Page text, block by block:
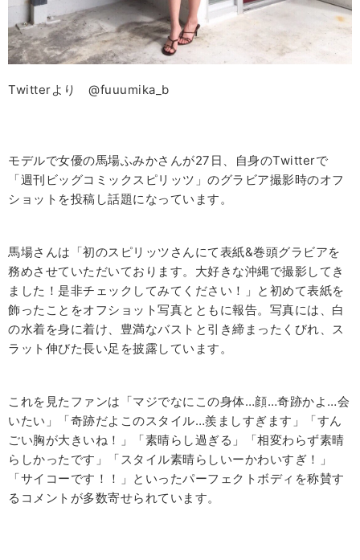
Twitterより @fuuumika_b
モデルで女優の馬場ふみかさんが27 日、自身のTwitterで
「週刊ビッグコミックスピリッツ」のグラビア撮影時のオフ
ショットを投稿し話題になっています。
馬場さんは「初のスピリッツさんにて表紙&巻頭グラビアを
務めさせていただいております。大好きな沖縄で撮影してき
ました！是非チェックしてみてください！」と初めて表紙を
飾ったことをオフショット写真とともに報告。写真には、白
の水着を身に着け、豊満なバストと引き締まったくびれ、ス
ラット伸びた長い足を披露しています。
これを見たファンは「マジでなにこの身体…顔…奇跡かよ…会
いたい」「奇跡だよこのスタイル…羨ましすぎます」「すん
ごい胸が大きいね！」「素晴らし過ぎる」「相変わらず素晴
らしかったです」「スタイル素晴らしいーかわいすぎ！」
「サイコーです！！」といったパーフェクトボディを称賛す
るコメントが多数寄せられています。